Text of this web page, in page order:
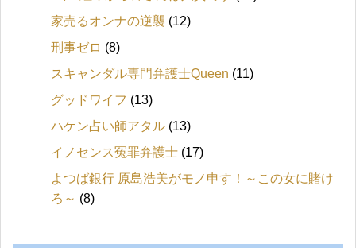
家売るオンナの逆襲 (12)
刑事ゼロ (8)
スキャンダル専門弁護士Queen (11)
グッドワイフ (13)
ハケン占い師アタル (13)
イノセンス冤罪弁護士 (17)
よつば銀行 原島浩美がモノ申す！～この女に賭け
ろ～ (8)